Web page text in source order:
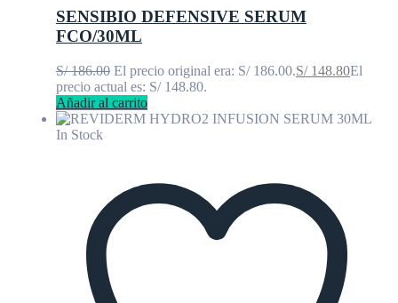
SENSIBIO DEFENSIVE SERUM
FCO/30ML
S/186.00 El precio original era: S/ 186.00.S/148.80El
precio actual es: S/ 148.80.
Añadir al carrito
In Stock